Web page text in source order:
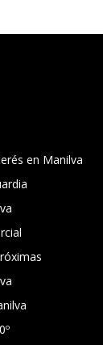
en Manilva